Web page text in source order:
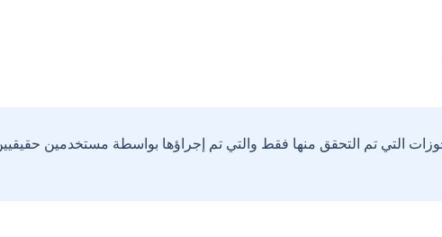
التي تم التحقق منها فقط والتي تم إجراؤها بواسطة مستخدمين